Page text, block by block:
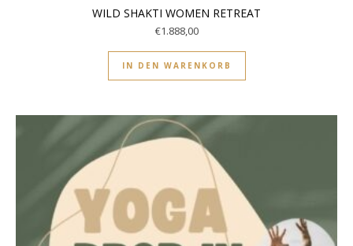
WILD SHAKTI WOMEN RETREAT
€1.888,00
IN DEN WARENKORB